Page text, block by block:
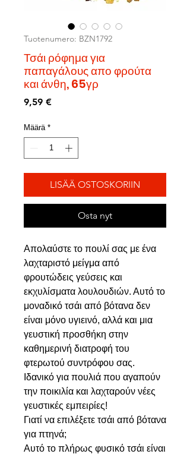
Tuotenumero: BZN1792
Τσάι ρόφημα για
παπαγάλους απο φρούτα
και άνθη, 65γρ
9,59 €Hinta
Määrä *
LISÄÄ OSTOSKORIIN
Osta nyt
Απολαύστε το πουλί σας με ένα
λαχταριστό μείγμα από
φρουτώδεις γεύσεις και
εκχυλίσματα λουλουδιών. Αυτό το
μοναδικό τσάι από βότανα δεν
είναι μόνο υγιεινό, αλλά και μια
γευστική προσθήκη στην
καθημερινή διατροφή του
φτερωτού συντρόφου σας.
Ιδανικό για πουλιά που αγαπούν
την ποικιλία και λαχταρούν νέες
γευστικές εμπειρίες!
Γιατί να επιλέξετε τσάι από βότανα
για πτηνά;
Αυτό το πλήρως φυσικό τσάι είναι